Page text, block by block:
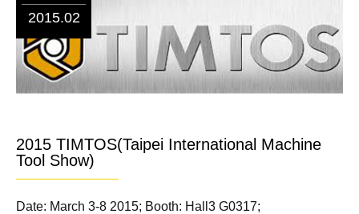
2015.02
2015 TIMTOS(Taipei International Machine
Tool Show)
Date: March 3-8 2015; Booth: Hall3 G0317;